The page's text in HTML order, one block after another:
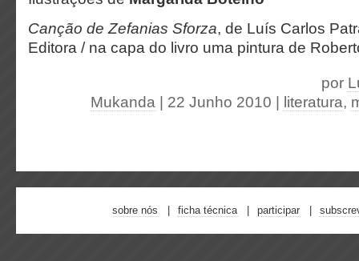
Canção de Zefanias Sforza, de Luís Carlos
Editora / na capa do livro uma pintura de
por
Mukanda | 22 Junho 2010 literatura,
sobre nós ficha técnica participar